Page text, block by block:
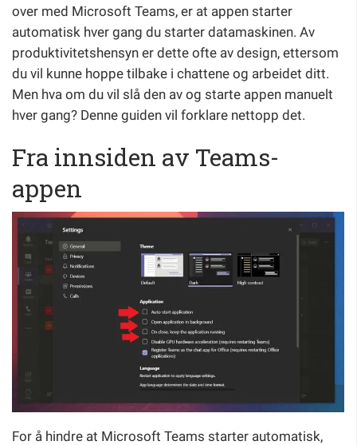
over med Microsoft Teams, er at appen starter
automatisk hver gang du starter datamaskinen. Av
produktivitetshensyn er dette ofte av design, ettersom
du vil kunne hoppe tilbake i chattene og arbeidet ditt.
Men hva om du vil slå den av og starte appen manuelt
hver gang? Denne guiden vil forklare nettopp det.
Fra innsiden av Teams-
appen
For å hindre at Microsoft Teams starter automatisk,